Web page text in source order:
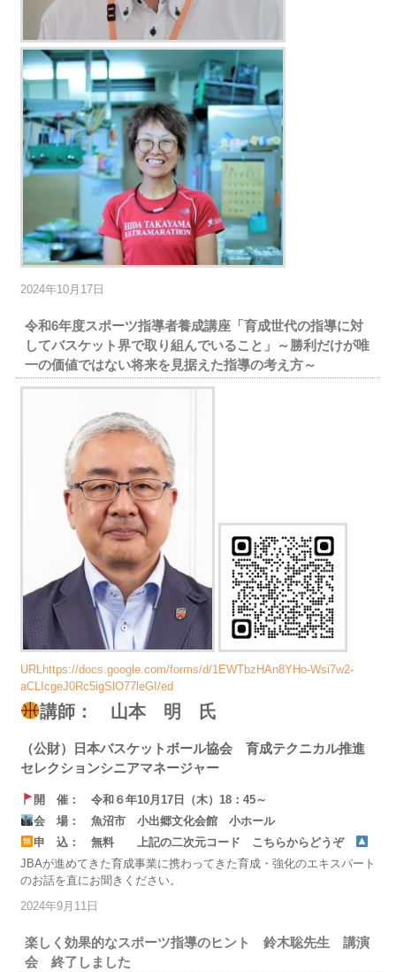
2024年10月17日
令和6年度スポーツ指導者養成講座「育成世代の指導に対
してバスケット界で取り組んでいること」～勝利だけが唯
一の価値ではない将来を見据えた指導の考え方～
URLhttps://docs.google.com/forms/d/1EWTbzHAn8YHo-Wsi7w2-
aCLIcgeJ0Rc5igSlO77leGI/ed
講師： 山本 明 氏
（公財）日本バスケットボール協会 育成テクニカル推進
セレクションシニアマネージャー
開 催： 令和６年10月17日（木）18：45～
会 場： 魚沼市 小出郷文化会館 小ホール
申 込： 無料 上記の二次元コード こちらからどうぞ
JBAが進めてきた育成事業に携わってきた育成・強化のエキスパート
のお話を直にお聞きください。
2024年9月11日
楽しく効果的なスポーツ指導のヒント 鈴木聡先生 講演
会 終了しました